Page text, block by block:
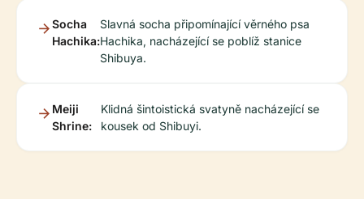
Socha
Hachika:
Slavná socha připomínající věrného psa
Hachika, nacházející se poblíž stanice
Shibuya.
Meiji
Shrine:
Klidná šintoistická svatyně nacházející se
kousek od Shibuyi.